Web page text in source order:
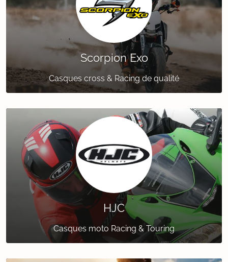
Scorpion Exo
Casques cross & Racing de qualité
HJC
Casques moto Racing & Touring